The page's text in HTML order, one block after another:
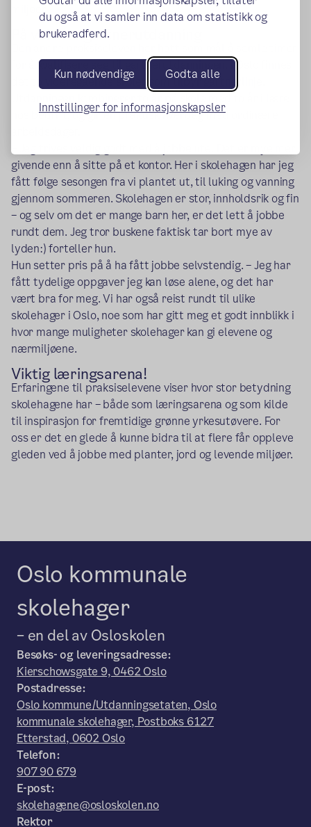
du også at vi samler inn data om statistikk og
brukeradferd.
Kun nødvendige Godta alle
Innstillinger for informasjonskapsler
miljøer.
På vei mot gartnerutdanning
for å kvalifisere seg til gartnerutdanningen. I Oslo finnes
det to videregående skoler som tilbyr gartnerlinje.
hos bedrift, og gir en praktisk hverdag med ordinære
– Jeg trives veldig godt med å jobbe ute. Det er mye mer
givende enn å sitte på et kontor. Her i skolehagen har jeg
fått følge sesongen fra vi plantet ut, til luking og vanning
gjennom sommeren. Skolehagen er stor, innholdsrik og fin
– og selv om det er mange barn her, er det lett å jobbe
rundt dem. Jeg tror buskene faktisk tar bort mye av
lyden:) forteller hun.
Hun setter pris på å ha fått jobbe selvstendig. – Jeg har
fått tydelige oppgaver jeg kan løse alene, og det har
vært bra for meg. Vi har også reist rundt til ulike
skolehager i Oslo, noe som har gitt meg et godt innblikk i
hvor mange muligheter skolehager kan gi elevene og
nærmiljøene.
Viktig læringsarena!
Erfaringene til praksiselevene viser hvor stor betydning
skolehagene har – både som læringsarena og som kilde
til inspirasjon for fremtidige grønne yrkesutøvere. For
oss er det en glede å kunne bidra til at flere får oppleve
gleden ved å jobbe med planter, jord og levende miljøer.
Oslo kommunale
skolehager
– en del av Osloskolen
Besøks- og leveringsadresse:
Kierschowsgate 9, 0462 Oslo
Postadresse:
Oslo kommune/Utdanningsetaten, Oslo
kommunale skolehager, Postboks 6127
Etterstad, 0602 Oslo
Telefon:
907 90 679
E-post:
skolehagene@osloskolen.no
Rektor